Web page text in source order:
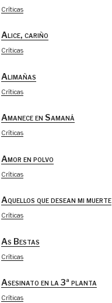
Críticas
Alice, cariño
Críticas
Alimañas
Críticas
Amanece en Samaná
Críticas
Amor en polvo
Críticas
Aquellos que desean mi muerte
Críticas
As Bestas
Críticas
Asesinato en la 3ª planta
Críticas